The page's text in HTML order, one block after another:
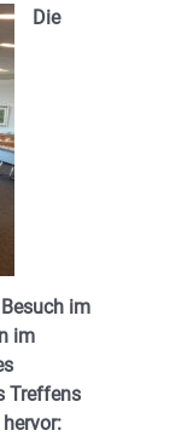
Die
im
im
Treffens